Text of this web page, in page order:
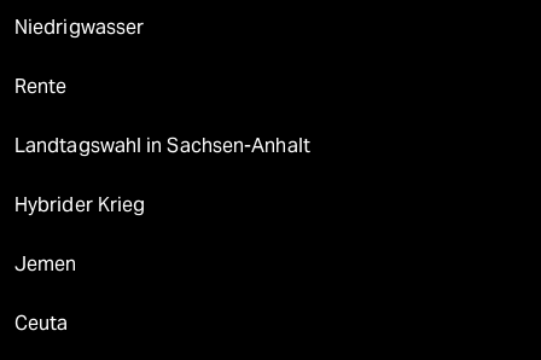
Niedrigwasser
Rente
Landtagswahl in Sachsen-Anhalt
Hybrider Krieg
Jemen
Ceuta